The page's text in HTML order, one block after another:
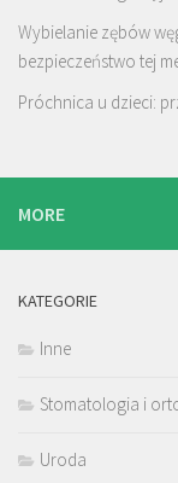
Wybielanie zębów
bezpieczeństwo tej
Próchnica u dzieci:
MORE
KATEGORIE
Inne
Stomatologia i
Uroda